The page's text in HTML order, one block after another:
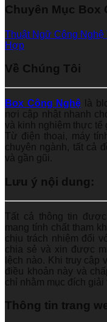
Chuyên Mục Box
Thuật Ngữ Công Nghệ
Hợp
Về Chúng Tôi
Box Công Nghệ là
nơi cập nhật nhanh
và kinh nghiệm thực tế
Từ điện thoại, máy
chuyên ngành, tất cả
và gần gũi.
Lưu ý nội dung:
Tất cả thông tin
mang tính chất tham
chịu trách nhiệm đối
chia sẻ và xin được
lệch nào. Khi truy cập
điều khoản này và
chỉ nhằm mục đích giải
Thông tin trang